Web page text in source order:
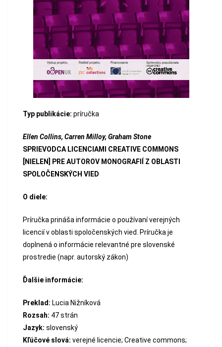
Typ publikácie: príručka
Ellen Collins, Carren Milloy, Graham Stone
SPRIEVODCA LICENCIAMI CREATIVE COMMONS
[NIELEN] PRE AUTOROV MONOGRAFIÍ Z OBLASTI
SPOLOČENSKÝCH VIED
O diele:
Príručka prináša informácie o používaní verejných
licencií v oblasti spoločenských vied. Príručka je
doplnená o informácie relevantné pre slovenské
prostredie (napr. autorský zákon)
Ďalšie informácie:
Preklad: Lucia Nižníková
Rozsah: 47 strán
Jazyk: slovenský
Kľúčové slová: verejné licencie; Creative commons;